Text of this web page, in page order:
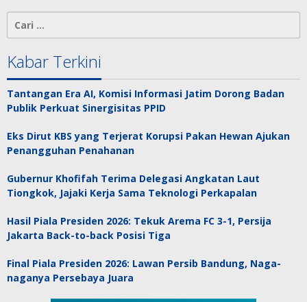
untuk:
Kabar Terkini
Tantangan Era AI, Komisi Informasi Jatim Dorong Badan
Publik Perkuat Sinergisitas PPID
Eks Dirut KBS yang Terjerat Korupsi Pakan Hewan Ajukan
Penangguhan Penahanan
Gubernur Khofifah Terima Delegasi Angkatan Laut
Tiongkok, Jajaki Kerja Sama Teknologi Perkapalan
Hasil Piala Presiden 2026: Tekuk Arema FC 3-1, Persija
Jakarta Back-to-back Posisi Tiga
Final Piala Presiden 2026: Lawan Persib Bandung, Naga-
naganya Persebaya Juara